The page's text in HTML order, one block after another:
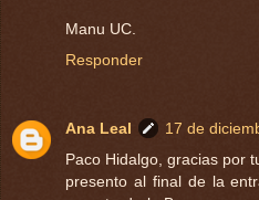
Manu UC.
Responder
Ana Leal
17 de
Paco Hidalgo, gracias por
presento al final de la